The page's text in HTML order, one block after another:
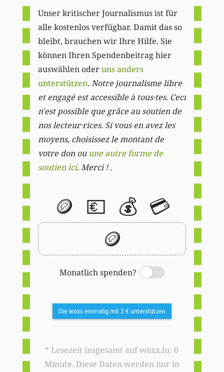
Unser kritischer Journalismus ist für
alle kostenlos verfügbar. Damit das so
bleibt, brauchen wir Ihre Hilfe. Sie
können Ihren Spendenbeitrag hier
auswählen oderuns anders
unterstützen. Notre journalisme libre
et engagé est accessible à tous·tes. Ceci
n'est possible que grâce au soutien de
nos lecteur·rices. Si vous en avez les
moyens, choisissez le montant de
votre don ou une autre forme de
soutien ici. Merci ! .
🪙 💶 💰 💳
🪙
Monatlich spenden?
Switch
Die woxx einmalig mit 2 € unterstützen
* Lesezeit insgesamt auf woxx.lu: 0
Minute. Diese Daten werden nur in